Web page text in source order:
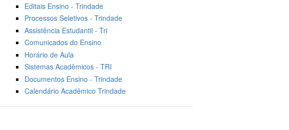
Editais Ensino - Trindade
Processos Seletivos - Trindade
Assistência Estudantil - Tri
Comunicados do Ensino
Horário de Aula
Sistemas Acadêmicos - TRI
Documentos Ensino - Trindade
Calendário Acadêmico Trindade